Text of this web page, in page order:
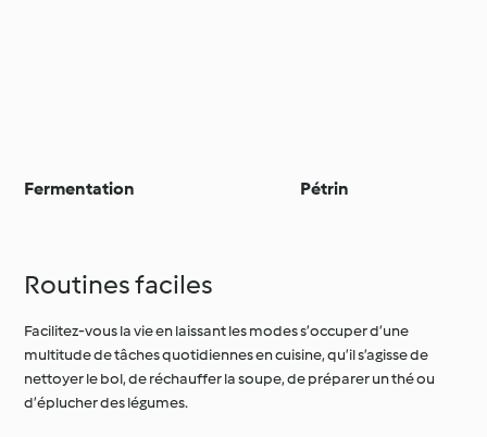
Fermentation Pétrin
Routines faciles
Facilitez-vous la vie en laissant les modes s’occuper d’une
multitude de tâches quotidiennes en cuisine, qu’il s’agisse de
nettoyer le bol, de réchauffer la soupe, de préparer un thé ou
d’éplucher des légumes.